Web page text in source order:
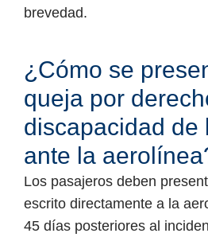
brevedad.
¿Cómo se
queja por
discapacidad de
ante la
Los pasajeros deben
escrito directamente a la
45 días posteriores al